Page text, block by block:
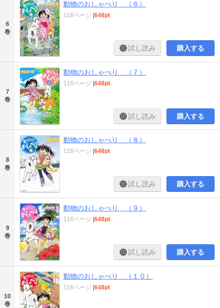
6
巻
動物のおしゃべり （６）
116ページ |648pt
試し読み 購入する
7
巻
動物のおしゃべり （７）
116ページ |648pt
試し読み 購入する
8
巻
動物のおしゃべり （８）
116ページ |648pt
試し読み 購入する
9
巻
動物のおしゃべり （９）
116ページ |648pt
試し読み 購入する
10
巻
動物のおしゃべり （１０）
116ページ |648pt